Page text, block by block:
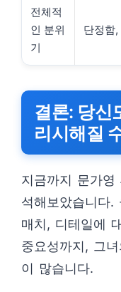
전체적
인 분위
기
단정함
결론: 당신
리시해질
지금까지 문가
석해보았습니다.
매치, 디테일에
중요성까지, 그
이 많습니다.